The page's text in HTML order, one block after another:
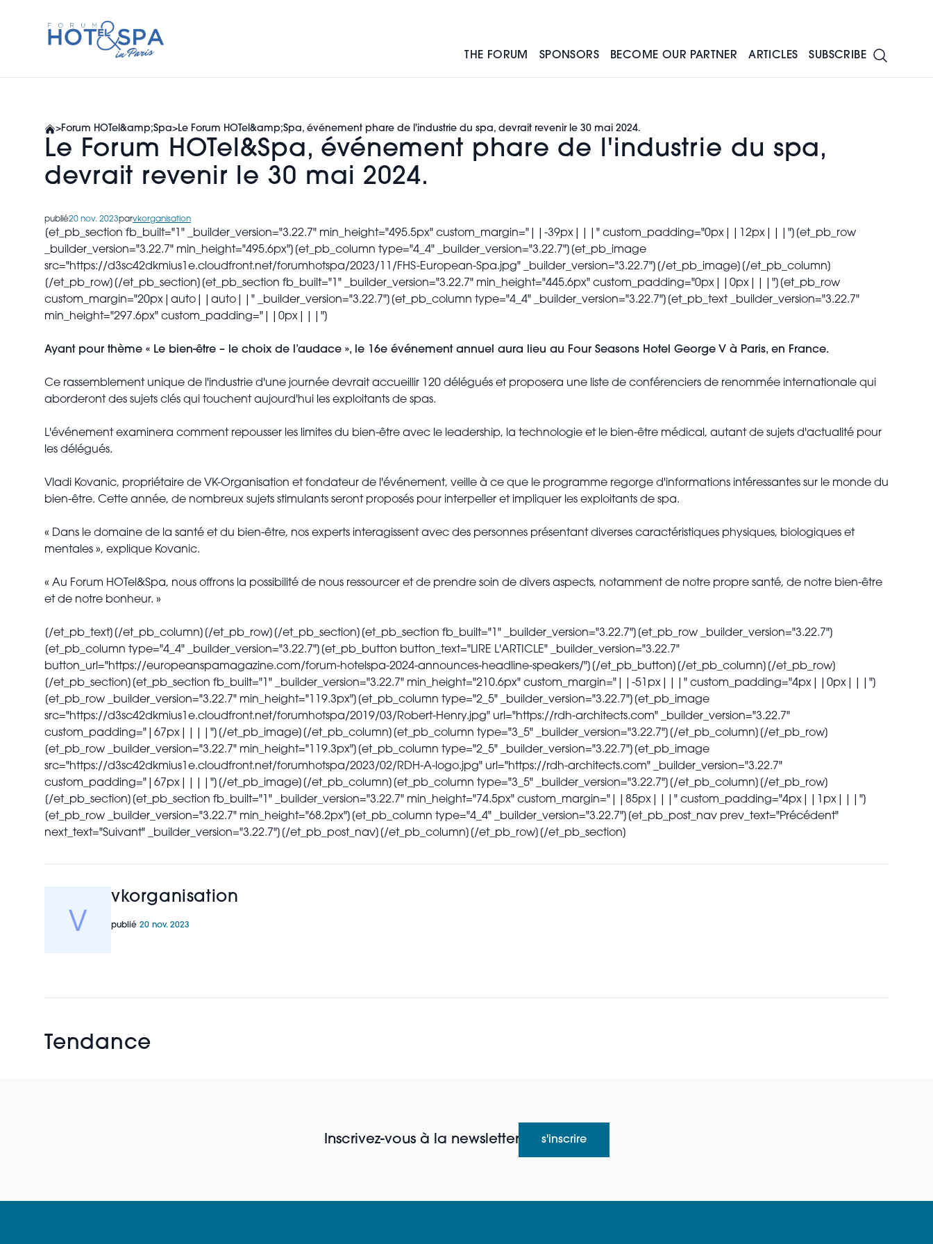
THE FORUM
DIAMONDS AWARDS
SPONSORS BECOME OUR PARTNER ARTICLES SUBSCRIBE
>Forum HOTel&amp;Spa>Le Forum HOTel&amp;Spa, événement phare de l'industrie du spa, devrait revenir le 30 mai 2024.
Le Forum HOTel&Spa, événement phare de l'industrie du spa,
devrait revenir le 30 mai 2024.
publié20 nov. 2023parvkorganisation
[et_pb_section fb_built="1" _builder_version="3.22.7" min_height="495.5px" custom_margin="||-39px|||" custom_padding="0px||12px|||"][et_pb_row
_builder_version="3.22.7" min_height="495.6px"][et_pb_column type="4_4" _builder_version="3.22.7"][et_pb_image
src="https://d3sc42dkmius1e.cloudfront.net/forumhotspa/2023/11/FHS-European-Spa.jpg" _builder_version="3.22.7"][/et_pb_image][/et_pb_column]
[/et_pb_row][/et_pb_section][et_pb_section fb_built="1" _builder_version="3.22.7" min_height="445.6px" custom_padding="0px||0px|||"][et_pb_row
custom_margin="20px|auto||auto||" _builder_version="3.22.7"][et_pb_column type="4_4" _builder_version="3.22.7"][et_pb_text _builder_version="3.22.7"
min_height="297.6px" custom_padding="||0px|||"]
Ayant pour thème « Le bien-être – le choix de l’audace », le 16e événement annuel aura lieu au Four Seasons Hotel George V à Paris, en France.
Ce rassemblement unique de l'industrie d'une journée devrait accueillir 120 délégués et proposera une liste de conférenciers de renommée internationale qui
aborderont des sujets clés qui touchent aujourd'hui les exploitants de spas.
L'événement examinera comment repousser les limites du bien-être avec le leadership, la technologie et le bien-être médical, autant de sujets d'actualité pour
les délégués.
Vladi Kovanic, propriétaire de VK-Organisation et fondateur de l'événement, veille à ce que le programme regorge d'informations intéressantes sur le monde du
bien-être. Cette année, de nombreux sujets stimulants seront proposés pour interpeller et impliquer les exploitants de spa.
« Dans le domaine de la santé et du bien-être, nos experts interagissent avec des personnes présentant diverses caractéristiques physiques, biologiques et
mentales », explique Kovanic.
« Au Forum HOTel&Spa, nous offrons la possibilité de nous ressourcer et de prendre soin de divers aspects, notamment de notre propre santé, de notre bien-être
et de notre bonheur. »
[/et_pb_text][/et_pb_column][/et_pb_row][/et_pb_section][et_pb_section fb_built="1" _builder_version="3.22.7"][et_pb_row _builder_version="3.22.7"]
[et_pb_column type="4_4" _builder_version="3.22.7"][et_pb_button button_text="LIRE L'ARTICLE" _builder_version="3.22.7"
button_url="https://europeanspamagazine.com/forum-hotelspa-2024-announces-headline-speakers/"][/et_pb_button][/et_pb_column][/et_pb_row]
[/et_pb_section][et_pb_section fb_built="1" _builder_version="3.22.7" min_height="210.6px" custom_margin="||-51px|||" custom_padding="4px||0px|||"]
[et_pb_row _builder_version="3.22.7" min_height="119.3px"][et_pb_column type="2_5" _builder_version="3.22.7"][et_pb_image
src="https://d3sc42dkmius1e.cloudfront.net/forumhotspa/2019/03/Robert-Henry.jpg" url="https://rdh-architects.com" _builder_version="3.22.7"
custom_padding="|67px||||"][/et_pb_image][/et_pb_column][et_pb_column type="3_5" _builder_version="3.22.7"][/et_pb_column][/et_pb_row]
[et_pb_row _builder_version="3.22.7" min_height="119.3px"][et_pb_column type="2_5" _builder_version="3.22.7"][et_pb_image
src="https://d3sc42dkmius1e.cloudfront.net/forumhotspa/2023/02/RDH-A-logo.jpg" url="https://rdh-architects.com" _builder_version="3.22.7"
custom_padding="|67px||||"][/et_pb_image][/et_pb_column][et_pb_column type="3_5" _builder_version="3.22.7"][/et_pb_column][/et_pb_row]
[/et_pb_section][et_pb_section fb_built="1" _builder_version="3.22.7" min_height="74.5px" custom_margin="||85px|||" custom_padding="4px||1px|||"]
[et_pb_row _builder_version="3.22.7" min_height="68.2px"][et_pb_column type="4_4" _builder_version="3.22.7"][et_pb_post_nav prev_text="Précédent"
next_text="Suivant" _builder_version="3.22.7"][/et_pb_post_nav][/et_pb_column][/et_pb_row][/et_pb_section]
vkorganisation
publié 20 nov. 2023
Tendance
Inscrivez-vous à la newsletter s'inscrire